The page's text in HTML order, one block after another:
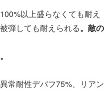
以上盛らなくても耐え
弾しても耐えられる。敵の
常耐性デバフ75%、リアン